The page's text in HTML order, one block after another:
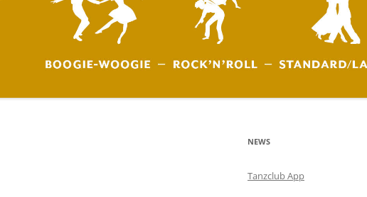
NEWS
Tanzclub App